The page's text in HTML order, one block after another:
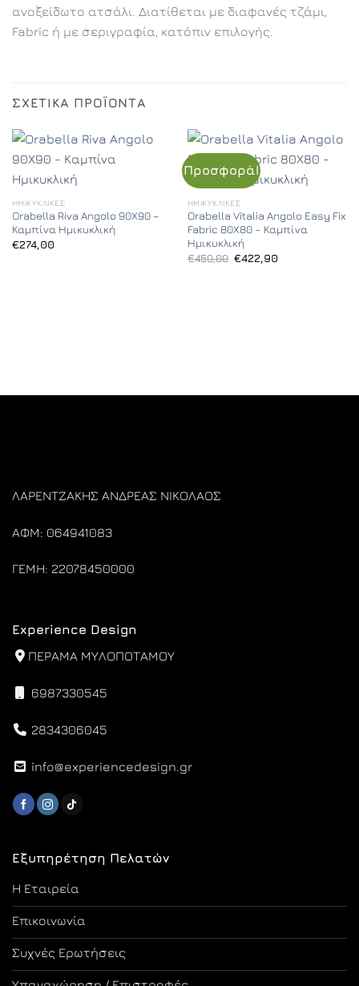
ανοξείδωτο ατσάλι. Διατίθεται με διαφανές τζάμι,
Fabric ή με σεριγραφία, κατόπιν επιλογής.
ΣΧΕΤΙΚΆ ΠΡΟΪΌΝΤΑ
ΗΜΙΚΥΚΛΙΚΈΣ
Orabella Riva Angolo 90X90 –
Καμπίνα Ημικυκλική
€274,00
Προσφορά!
ΗΜΙΚΥΚΛΙΚΈΣ
Orabella Vitalia Angolo Easy Fix
Fabric 80X80 – Καμπίνα
Ημικυκλική
€459,00 Original
€422,90Η
ΛΑΡΕΝΤΖΑΚΗΣ ΑΝΔΡΕΑΣ ΝΙΚΟΛΑΟΣ
ΑΦΜ: 064941083
ΓΕΜΗ: 22078450000
Εξυπηρέτηση Πελατών
Η Εταιρεία
Επικοινωνία
Συχνές Ερωτήσεις
Experience Design
ΠΕΡΑΜΑ ΜΥΛΟΠΟΤΑΜΟΥ
6987330545
2834306045
info@experiencedesign.gr